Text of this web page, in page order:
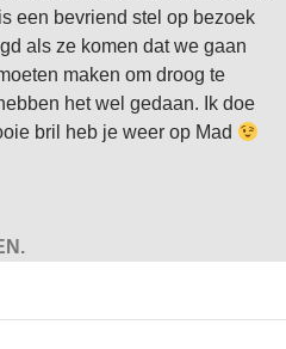
een bevriend stel op bezoek
als ze komen dat we gaan
maken om droog te
het wel gedaan. Ik doe
bril heb je weer op Mad